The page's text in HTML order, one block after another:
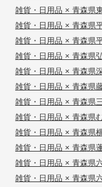
雑貨・日用品 × 青森県
雑貨・日用品 × 青森県
雑貨・日用品 × 青森県
雑貨・日用品 × 青森県
雑貨・日用品 × 青森県
雑貨・日用品 × 青森県
雑貨・日用品 × 青森県
雑貨・日用品 × 青森県
雑貨・日用品 × 青森県
雑貨・日用品 × 青森県
雑貨・日用品 × 青森県
雑貨・日用品 × 青森県